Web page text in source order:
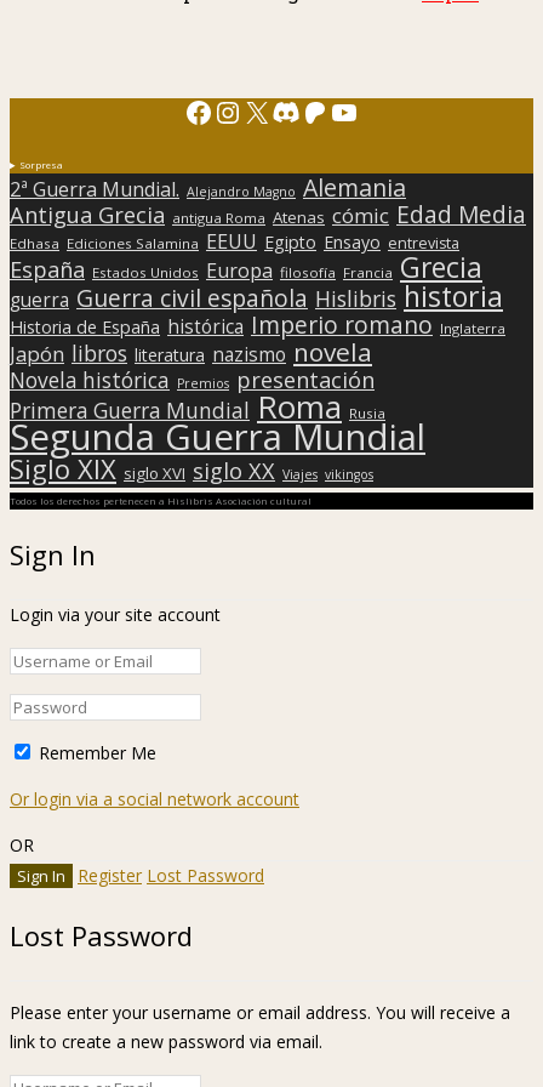
Facebook
Instagram
X Discord
Patreon
YouTube
Sorpresa
2ª Guerra Mundial. Alejandro Magno Alemania
Antigua Grecia antigua Roma Atenas cómic Edad Media
Edhasa Ediciones Salamina EEUU Egipto Ensayo entrevista
España Estados Unidos Europa filosofía Francia Grecia
guerra Guerra civil española Hislibris historia
Historia de España histórica Imperio romano Inglaterra
Japón libros literatura nazismo novela
Novela histórica Premios presentación
Primera Guerra Mundial Roma Rusia
Segunda Guerra Mundial
Siglo XIX siglo XVI siglo XX Viajes vikingos
Todos los derechos pertenecen a Hislibris Asociación cultural
Sign In
Login via your site account
Remember Me
Or login via a social network account
OR
Register Lost Password
Lost Password
Please enter your username or email address. You will receive a
link to create a new password via email.